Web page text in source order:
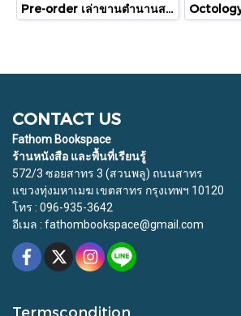
Pre-order เล่าขานตำนานสงครามกรุงทรอย Troy / Stephen Fry / อรสิริ พลเดช / สารคดี
CONTACT US
Fathom Bookspace
ร้านหนังสือ และพื้นที่เรียนรู้
572/3 ซอยสาทร 3 (สวนพลู) ถนนสาทร
แขวงทุ่งมหาเมฆ เขตสาทร กรุงเทพฯ 10120
โทร : 096-935-3642
อีเมล : fathombookspace@gmail.com
Termscondition